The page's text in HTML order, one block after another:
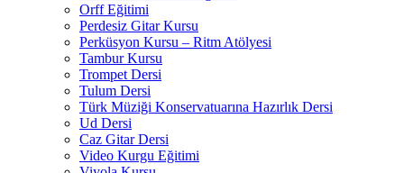
Orff Eğitimi
Perdesiz Gitar Kursu
Perküsyon Kursu – Ritm Atölyesi
Tambur Kursu
Trompet Dersi
Tulum Dersi
Türk Müziği Konservatuarına Hazırlık Dersi
Ud Dersi
Caz Gitar Dersi
Video Kurgu Eğitimi